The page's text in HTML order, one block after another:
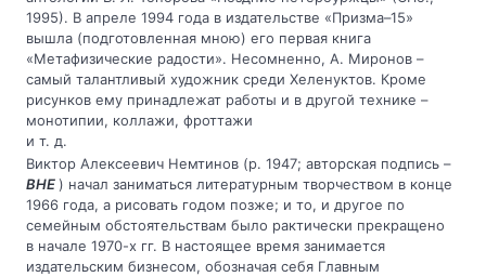
1995). В апреле 1994 года в издательстве «Призма–15»
вышла (подготовленная мною) его первая книга
«Метафизические радости». Несомненно, А. Миронов –
самый талантливый художник среди Хеленуктов. Кроме
рисунков ему принадлежат работы и в другой технике –
монотипии, коллажи, фроттажи
и т. д.
Виктор Алексеевич Немтинов (р. 1947; авторская подпись –
ВНЕ) начал заниматься литературным творчеством в конце
1966 года, а рисовать годом позже; и то, и другое по
семейным обстоятельствам было рактически прекращено
в начале 1970-х гг. В настоящее время занимается
издательским бизнесом, обозначая себя Главным